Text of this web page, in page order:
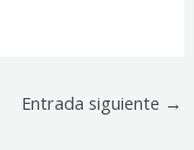
Entrada siguiente →